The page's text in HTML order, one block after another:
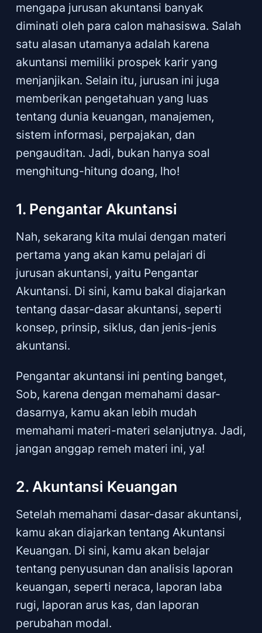
mengapa jurusan akuntansi banyak
diminati oleh para calon mahasiswa. Salah
satu alasan utamanya adalah karena
akuntansi memiliki prospek karir yang
menjanjikan. Selain itu, jurusan ini juga
memberikan pengetahuan yang luas
tentang dunia keuangan, manajemen,
sistem informasi, perpajakan, dan
pengauditan. Jadi, bukan hanya soal
menghitung-hitung doang, lho!
1. Pengantar Akuntansi
Nah, sekarang kita mulai dengan materi
pertama yang akan kamu pelajari di
jurusan akuntansi, yaitu Pengantar
Akuntansi. Di sini, kamu bakal diajarkan
tentang dasar-dasar akuntansi, seperti
konsep, prinsip, siklus, dan jenis-jenis
akuntansi.
Pengantar akuntansi ini penting banget,
Sob, karena dengan memahami dasar-
dasarnya, kamu akan lebih mudah
memahami materi-materi selanjutnya. Jadi,
jangan anggap remeh materi ini, ya!
2. Akuntansi Keuangan
Setelah memahami dasar-dasar akuntansi,
kamu akan diajarkan tentang Akuntansi
Keuangan. Di sini, kamu akan belajar
tentang penyusunan dan analisis laporan
keuangan, seperti neraca, laporan laba
rugi, laporan arus kas, dan laporan
perubahan modal.